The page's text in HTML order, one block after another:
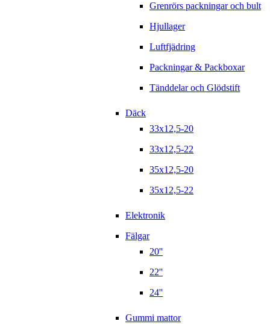
Grenrörs packningar och bult
Hjullager
Luftfjädring
Packningar & Packboxar
Tänddelar och Glödstift
Däck
33x12,5-20
33x12,5-22
35x12,5-20
35x12,5-22
Elektronik
Fälgar
20''
22''
24''
Gummi mattor